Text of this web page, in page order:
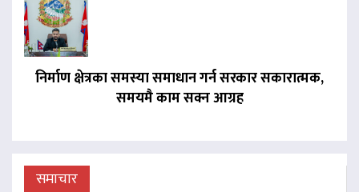
निर्माण क्षेत्रका समस्या समाधान गर्न सरकार सकारात्मक,
समयमै काम सक्न आग्रह
समाचार